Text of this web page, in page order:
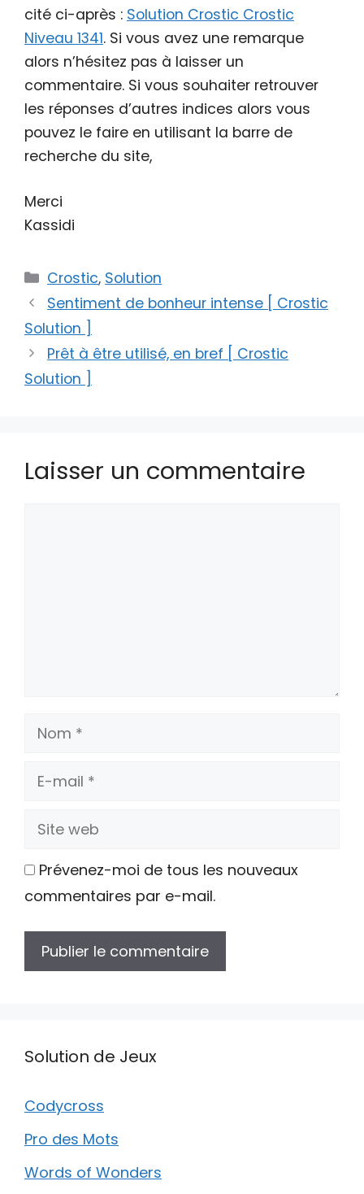
cité ci-après : Solution Crostic Crostic
Niveau 1341. Si vous avez une remarque
alors n’hésitez pas à laisser un
commentaire. Si vous souhaiter retrouver
les réponses d’autres indices alors vous
pouvez le faire en utilisant la barre de
recherche du site,
Merci
Kassidi
Catégories
Crostic, Solution
Sentiment de bonheur intense [ Crostic
Solution ]
Prêt à être utilisé, en bref [ Crostic
Solution ]
Laisser un commentaire
Nom
E-
Site
Prévenez-moi de tous les nouveaux
commentaires par e-mail.
Solution de Jeux
Codycross
Pro des Mots
Words of Wonders